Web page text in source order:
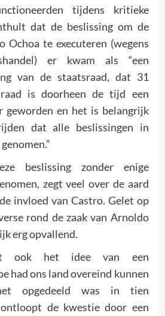
tijdens kritieke
dat de beslissing om de
Ochoa te executeren (wegens
er kwam als “een
van de staatsraad, dat 31
is doorheen de tijd een
geworden en het is belangrijk
dat alle beslissingen in
beslissing zonder enige
zegt veel over de aard
invloed van Castro. Gelet op
rond de zaak van Arnoldo
erg opvallend.
ook het idee van een
had ons land overeind kunnen
opgedeeld was in tien
ontloopt de kwestie door een